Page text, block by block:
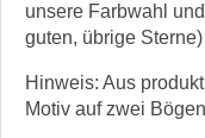
unsere Farbwahl
guten, übrige
Hinweis: Aus
Motiv auf zwei